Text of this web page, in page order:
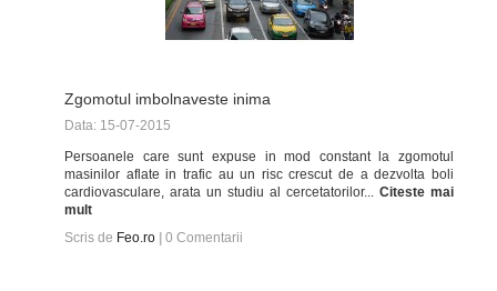
Zgomotul imbolnaveste inima
Data: 15-07-2015
Persoanele care sunt expuse in mod constant la zgomotul
masinilor aflate in trafic au un risc crescut de a dezvolta boli
cardiovasculare, arata un studiu al cercetatorilor... Citeste mai
mult
Scris de Feo.ro 0 Comentarii